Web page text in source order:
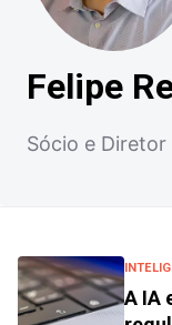
Felipe
Sócio e
A IA